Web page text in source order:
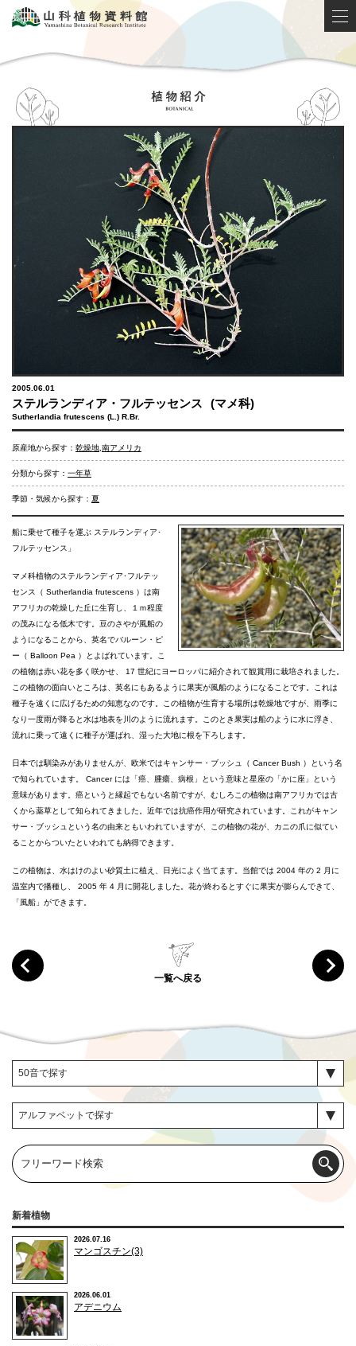
2005.06.01
ステルランディア・フルテッセンス (マメ科)
Sutherlandia frutescens (L.) R.Br.
原産地から探す： 乾燥地 南アメリカ
分類から探す： 一年草
季節・気候から探す： 夏
船に乗せて種子を運ぶ ステルランディア･
フルテッセンス」
マメ科植物のステルランディア･フルテッ
センス（ Sutherlandia frutescens ）は南
アフリカの乾燥した丘に生育し、１ｍ程度
の茂みになる低木です。豆のさやが風船の
ようになることから、英名でバルーン・ピ
ー（ Balloon Pea ）とよばれています。こ
の植物は赤い花を多く咲かせ、 17 世紀にヨーロッパに紹介されて観賞用に栽培されました。
この植物の面白いところは、英名にもあるように果実が風船のようになることです。これは
種子を遠くに広げるための知恵なのです。この植物が生育する場所は乾燥地ですが、雨季に
なり一度雨が降ると水は地表を川のように流れます。このとき果実は船のように水に浮き、
流れに乗って遠くに種子が運ばれ、湿った大地に根を下ろします。
日本では馴染みがありませんが、欧米ではキャンサー・ブッシュ（ Cancer Bush ）という名
で知られています。 Cancer には「癌、腫瘍、病根」という意味と星座の「かに座」という
意味があります。癌というと縁起でもない名前ですが、むしろこの植物は南アフリカでは古
くから薬草として知られてきました。近年では抗癌作用が研究されています。これがキャン
サー・ブッシュという名の由来ともいわれていますが、この植物の花が、カニの爪に似てい
ることからついたといわれても納得できます。
この植物は、水はけのよい砂質土に植え、日光によく当てます。当館では 2004 年の 2 月に
温室内で播種し、 2005 年 4 月に開花しました。花が終わるとすぐに果実が膨らんできて、
「風船」ができます。
一覧へ戻る
新着植物
2026.07.16
マンゴスチン(3)
2026.06.01
アデニウム